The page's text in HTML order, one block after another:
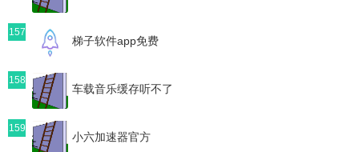
157
梯子软件app免费
158
车载音乐缓存听不了
159
小六加速器官方